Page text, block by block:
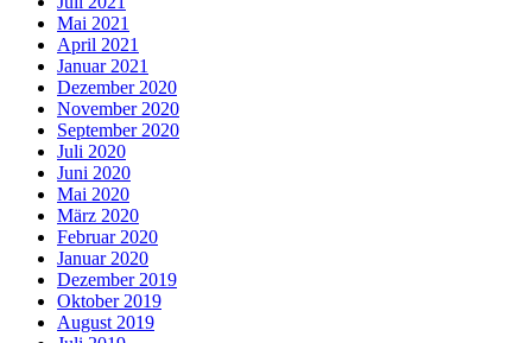
Mai 2021
April 2021
Januar 2021
Dezember 2020
November 2020
September 2020
Juli 2020
Juni 2020
Mai 2020
März 2020
Februar 2020
Januar 2020
Dezember 2019
Oktober 2019
August 2019